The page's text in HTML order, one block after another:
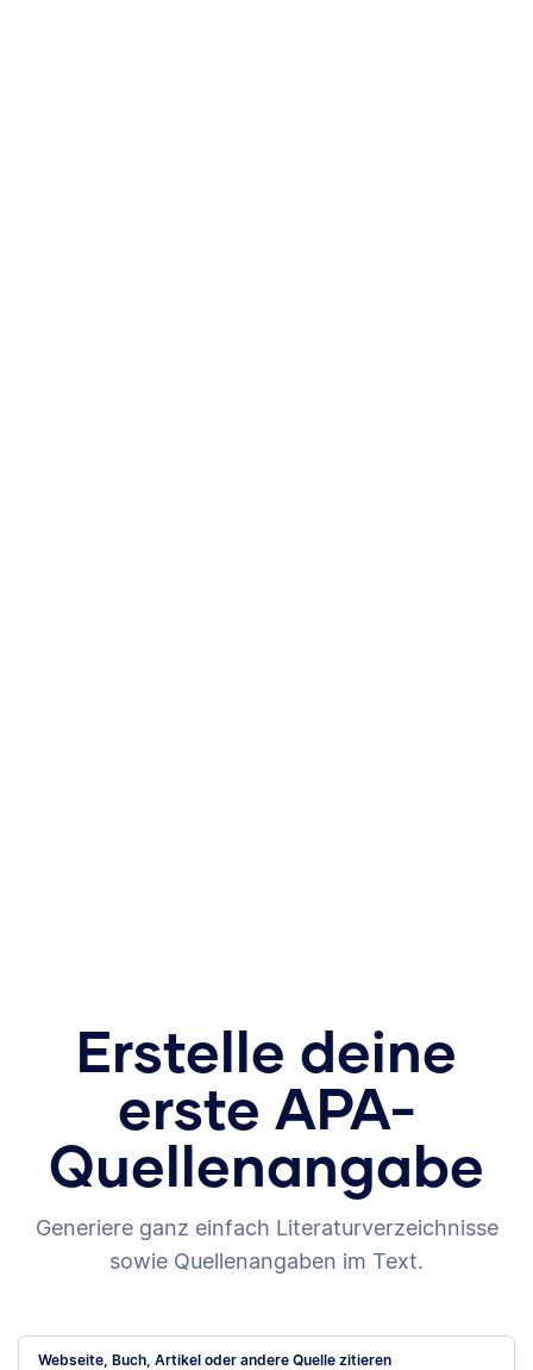
Erstelle deine
erste APA-
Quellenangabe
Generiere ganz einfach Literaturverzeichnisse
sowie Quellenangaben im Text.
Webseite, Buch, Artikel oder andere Quelle zitieren